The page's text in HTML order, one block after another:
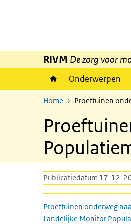
RIVM De zorg voor
Onderwerpen
Home Proeftuinen
Publicatiedatum 17-12-
Proeftuinen onderweg
Landelijke Monitor